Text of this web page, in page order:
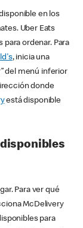
en los
Uber Eats
para ordenar. Para
, inicia una
del menú inferior
donde
está disponible
Para ver qué
McDelivery
para